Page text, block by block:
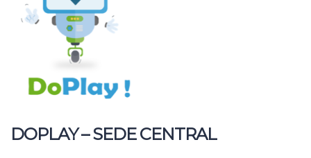
DOPLAY – SEDE CENTRAL